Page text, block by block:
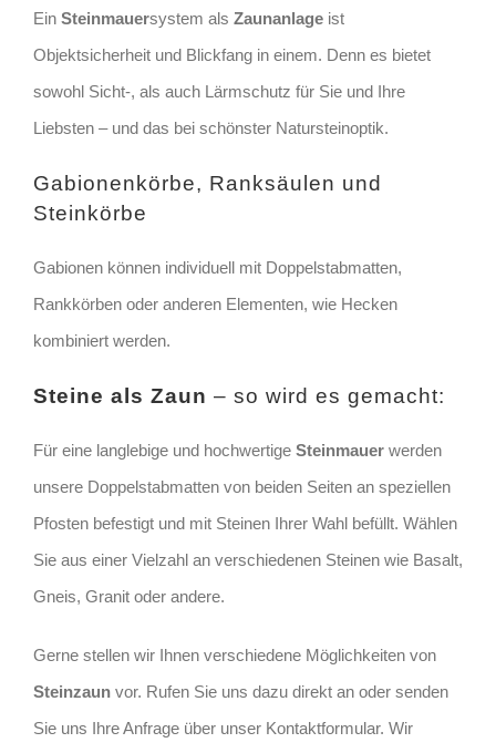
Ein Steinmauersystem als Zaunanlage ist
Objektsicherheit und Blickfang in einem. Denn es bietet
sowohl Sicht-, als auch Lärmschutz für Sie und Ihre
Liebsten – und das bei schönster Natursteinoptik.
Gabionenkörbe, Ranksäulen und
Steinkörbe
Gabionen können individuell mit Doppelstabmatten,
Rankkörben oder anderen Elementen, wie Hecken
kombiniert werden.
Steine als Zaun – so wird es gemacht:
Für eine langlebige und hochwertige Steinmauer werden
unsere Doppelstabmatten von beiden Seiten an speziellen
Pfosten befestigt und mit Steinen Ihrer Wahl befüllt. Wählen
Sie aus einer Vielzahl an verschiedenen Steinen wie Basalt,
Gneis, Granit oder andere.
Gerne stellen wir Ihnen verschiedene Möglichkeiten von
Steinzaun vor. Rufen Sie uns dazu direkt an oder senden
Sie uns Ihre Anfrage über unser Kontaktformular. Wir